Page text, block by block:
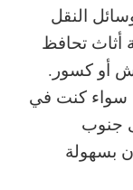
النقل
أثاث تحافظ
أو كسور.
سواء كنت في
جنوب
بسهولة